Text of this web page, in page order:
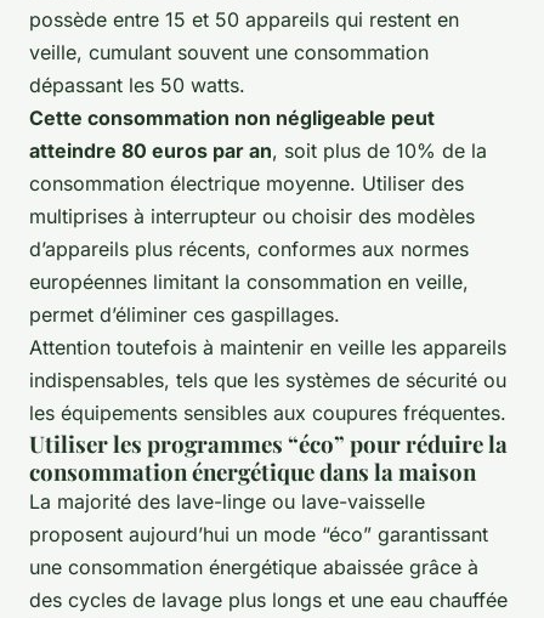
possède entre 15 et 50 appareils qui restent en
veille, cumulant souvent une consommation
dépassant les 50 watts.
Cette consommation non négligeable peut
atteindre 80 euros par an, soit plus de 10% de la
consommation électrique moyenne. Utiliser des
multiprises à interrupteur ou choisir des modèles
d’appareils plus récents, conformes aux normes
européennes limitant la consommation en veille,
permet d’éliminer ces gaspillages.
Attention toutefois à maintenir en veille les appareils
indispensables, tels que les systèmes de sécurité ou
les équipements sensibles aux coupures fréquentes.
Utiliser les programmes “éco” pour réduire la
consommation énergétique dans la maison
La majorité des lave-linge ou lave-vaisselle
proposent aujourd’hui un mode “éco” garantissant
une consommation énergétique abaissée grâce à
des cycles de lavage plus longs et une eau chauffée